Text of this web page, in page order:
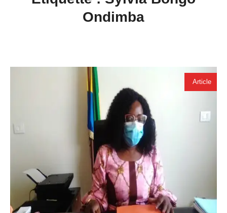
Ondimba
Article